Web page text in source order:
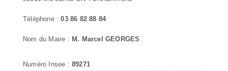
Téléphone :03 86 82 88 84
Nom du Maire : M. Marcel GEORGES
Numéro Insee : 89271